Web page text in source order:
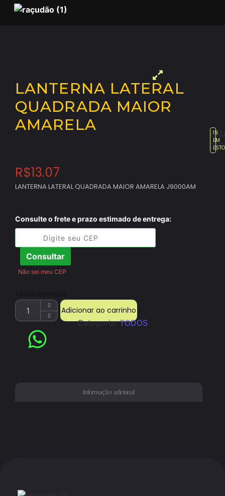
LANTERNA LATERAL
QUADRADA MAIOR
AMARELA
19
EM
R$13.07
LANTERNA LATERAL QUADRADA MAIOR AMARELA J9000AM
Consulte o frete e prazo estimado de entrega:
Consultar
Não sei meu CEP
Adicionar ao carrinho
Categoria:TODOS
Informação adicional